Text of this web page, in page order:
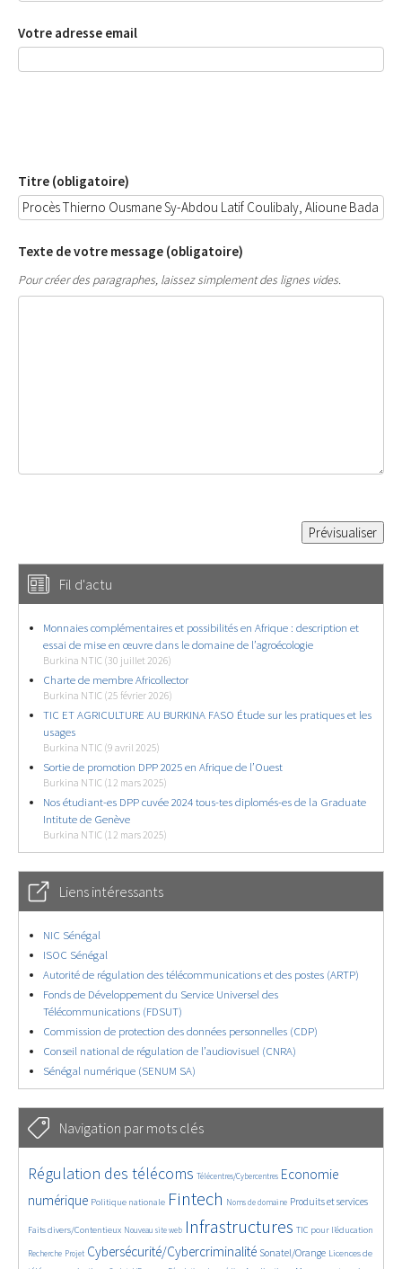
Votre adresse email
Titre (obligatoire)
Texte de votre message (obligatoire)
Pour créer des paragraphes, laissez simplement des lignes vides.
Fil d'actu
Monnaies complémentaires et possibilités en Afrique : description et
essai de mise en œuvre dans le domaine de l’agroécologie
Burkina NTIC (30 juillet 2026)
Charte de membre Africollector
Burkina NTIC (25 février 2026)
TIC ET AGRICULTURE AU BURKINA FASO Étude sur les pratiques et les
usages
Burkina NTIC (9 avril 2025)
Sortie de promotion DPP 2025 en Afrique de l’Ouest
Burkina NTIC (12 mars 2025)
Nos étudiant-es DPP cuvée 2024 tous-tes diplomés-es de la Graduate
Intitute de Genève
Burkina NTIC (12 mars 2025)
Liens intéressants
NIC Sénégal
ISOC Sénégal
Autorité de régulation des télécommunications et des postes (ARTP)
Fonds de Développement du Service Universel des
Télécommunications (FDSUT)
Commission de protection des données personnelles (CDP)
Conseil national de régulation de l’audiovisuel (CNRA)
Sénégal numérique (SENUM SA)
Navigation par mots clés
4505/5546
Régulation des télécoms
350/5546 Télécentres/Cybercentres
3573/5546
Economie
numérique
1829/5546
Politique nationale
5184/5546 Fintech
596/5546
Noms de domaine
2166/5546 Produits et services
1525/5546
Faits divers/Contentieux Nouveau site web Infrastructures TIC pour l’éducation
Recherche
243/5546Projet
3697/5546 Cybersécurité/Cybercriminalité
2141/5546 Sonatel/Orange
1601/5546
Licences de